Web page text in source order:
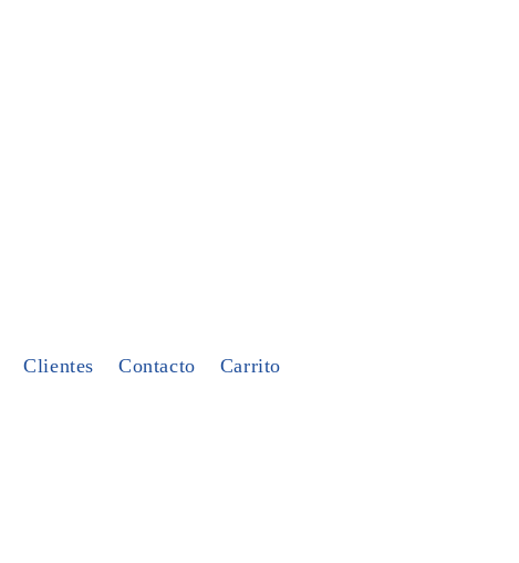
Clientes Contacto Carrito